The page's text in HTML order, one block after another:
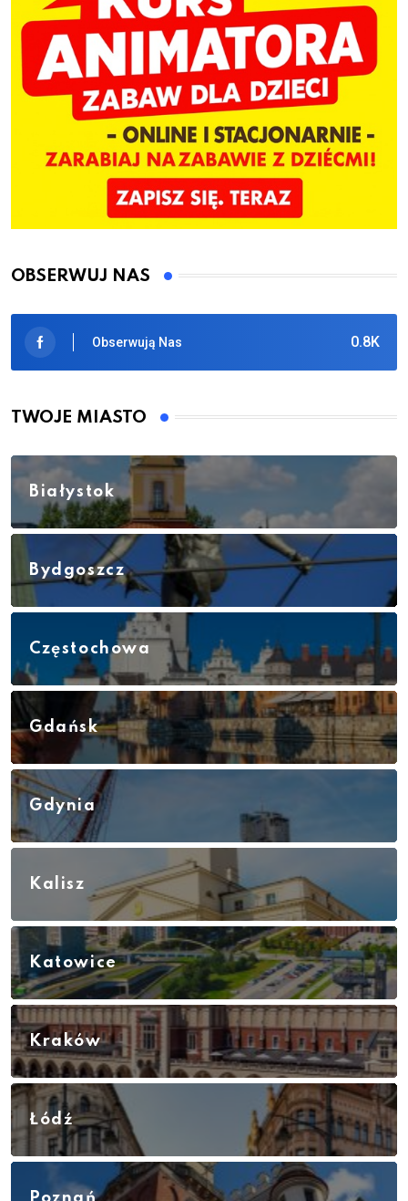
OBSERWUJ NAS
0.8K
Obserwują Nas
TWOJE MIASTO
Białystok
Bydgoszcz
Częstochowa
Gdańsk
Gdynia
Kalisz
Katowice
Kraków
Łódź